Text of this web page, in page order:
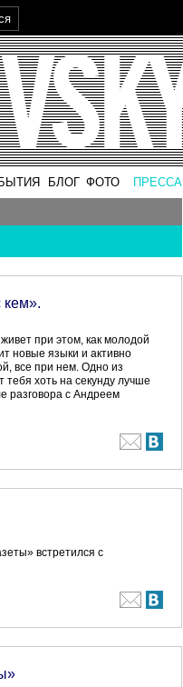
БЛОГ ФОТО ПРЕССА
кем».
при этом, как молодой
новые языки и активно
все при нем. Одно из
тебя хоть на секунду лучше
разговора с Андреем
встретился с